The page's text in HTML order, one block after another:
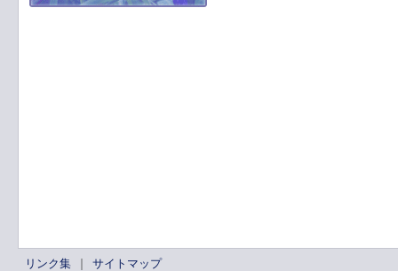
リンク集 サイトマップ